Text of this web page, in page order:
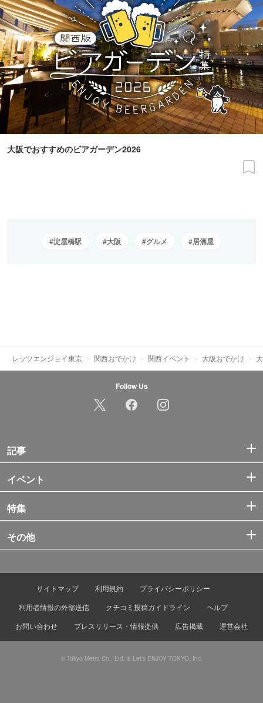
大阪でおすすめのビアガーデン2026
淀屋橋駅 大阪 グルメ 居酒屋
レッツエンジョイ東京 関西おでかけ 関西イベント 大阪おでかけ
Follow Us
記事
イベント
特集
その他
サイトマップ 利用規約
プライバシーポリシー
利用者情報の外部送信
クチコミ投稿ガイドライン
ヘルプ
お問い合わせ
プレスリリース・情報提供 広告掲載 運営会社
© Tokyo Metro Co., Ltd. & Let’s ENJOY TOKYO, Inc.